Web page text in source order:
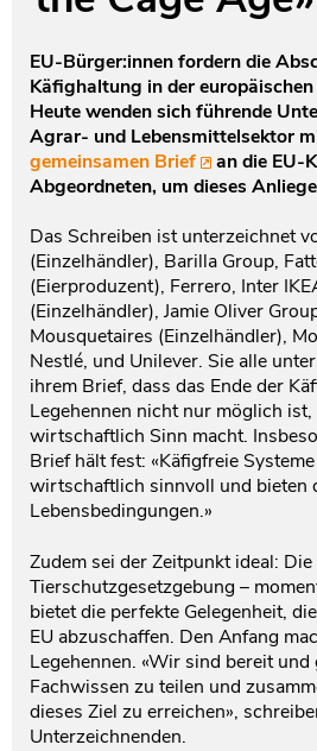
EU-Bürger:innen fordern die
Käfighaltung in der
Heute wenden sich führende
Agrar- und Lebensmittelsektor
gemeinsamen Brief an die EU-
Abgeordneten, um dieses
Das Schreiben ist unterzeichnet
(Einzelhändler), Barilla Group,
(Eierproduzent), Ferrero, Inter
(Einzelhändler), Jamie Oliver
Mousquetaires (Einzelhändler),
Nestlé, und Unilever. Sie alle
ihrem Brief, dass das Ende der
Legehennen nicht nur möglich
wirtschaftlich Sinn macht.
Brief hält fest: «Käfigfreie
wirtschaftlich sinnvoll und bieten
Lebensbedingungen.»
Zudem sei der Zeitpunkt ideal:
Tierschutzgesetzgebung –
bietet die perfekte Gelegenheit,
EU abzuschaffen. Den Anfang
Legehennen. «Wir sind bereit
Fachwissen zu teilen und
dieses Ziel zu erreichen»,
Unterzeichnenden.